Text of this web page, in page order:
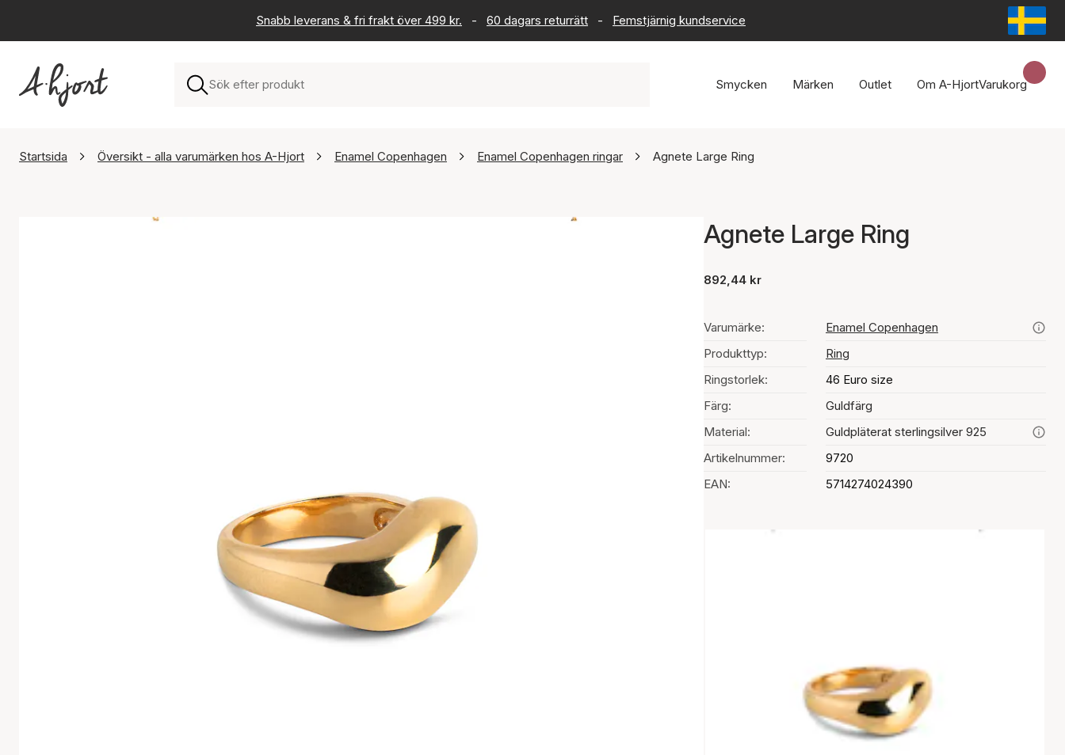
Snabb leverans & fri frakt över 499 kr. - 60 dagars returrätt - Femstjärnig kundservice
Smycken Märken Outlet Om A-HjortVarukorg
Startsida Översikt - alla varumärken hos A-Hjort Enamel Copenhagen Enamel Copenhagen ringar Agnete Large Ring
Agnete Large Ring
892,44 kr
Varumärke:
Enamel Copenhagen
Produkttyp:
Ring
Ringstorlek:
46 Euro size
Färg:
Guldfärg
Material:
Guldpläterat sterlingsilver 925
Artikelnummer:
9720
EAN:
5714274024390